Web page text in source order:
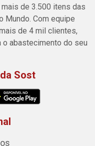
de 3.500 itens das
Mundo. Com equipe
de 4 mil clientes,
o abastecimento do seu
Sost